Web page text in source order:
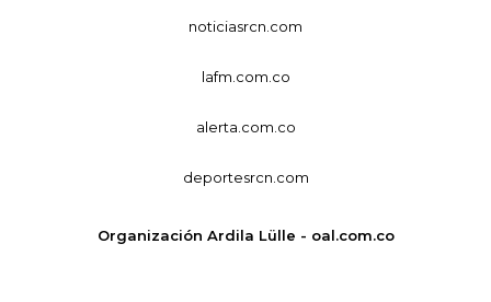
noticiasrcn.com
lafm.com.co
alerta.com.co
deportesrcn.com
Organización Ardila Lülle - oal.com.co